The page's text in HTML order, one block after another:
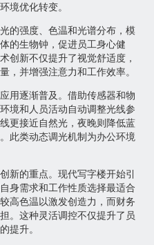
境优化转变。
的强度、色温和光谱分布，模
的生物钟，促进员工身心健
创新不仅提升了视觉舒适度，
，并增强注意力和工作效率。
用逐渐普及。借助传感器和物
境和人员活动自动调整光线参
更接近自然光，夜晚则降低蓝
此类动态调光机制为办公环境
新的重点。现代写字楼开始引
身需求和工作性质选择最适合
高色温以激发创造力，而财务
。这种灵活调控不仅提升了员
提升。